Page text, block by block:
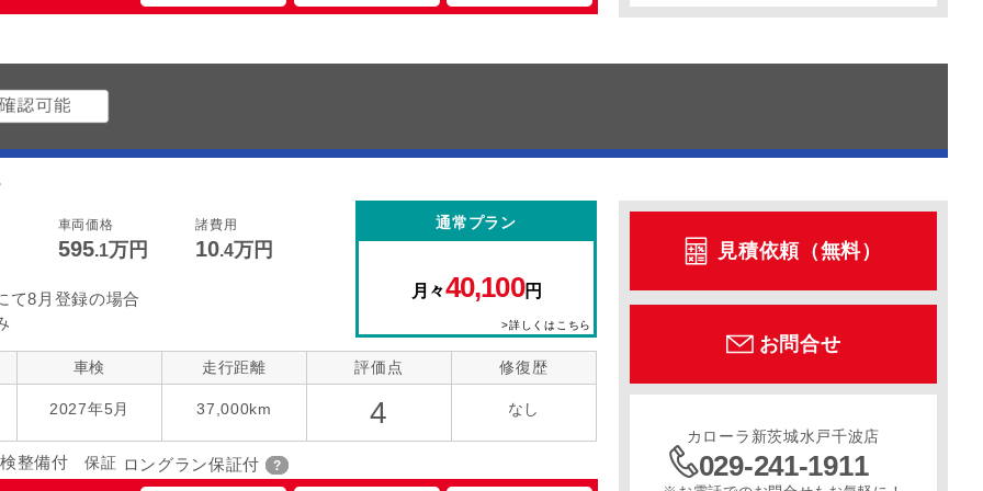
車両価格
595.1万円
諸費用
10.4万円
8月登録の場合
通常プラン
月々40,100円
>詳しくはこちら
車検
2027年5月
走行距離
37,000km
評価点
4
修復歴
なし
整備付 保証 ロングラン保証付
見積依頼（無料）
お問合せ
カローラ新茨城水戸千波店
029-241-1911